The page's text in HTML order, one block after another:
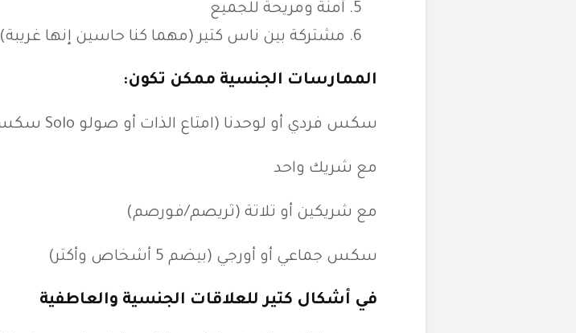
آمنة ومريحة للجميع
مشتركة بين ناس كتير (مهما كنا حاسين إنها غريبة)
الممارسات الجنسية ممكن تكون:
سكس فردي أو لوحدنا (امتاع الذات أو صولو Solo سكس)
مع شريك واحد
مع شريكين أو تلاتة (ثريصم/فورصم)
سكس جماعي أو أورجي (بيضم 5 أشخاص وأكتر)
في أشكال كتير للعلاقات الجنسية والعاطفية